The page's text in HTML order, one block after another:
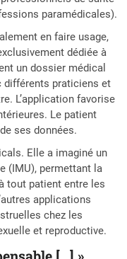
paramédicales).
en faire usage,
dédiée à
un dossier médical
différents praticiens et
L’application favorise
Le patient
ses données.
Elle a imaginé un
(IMU), permettant la
tout patient entre les
applications
chez les
et reproductive.